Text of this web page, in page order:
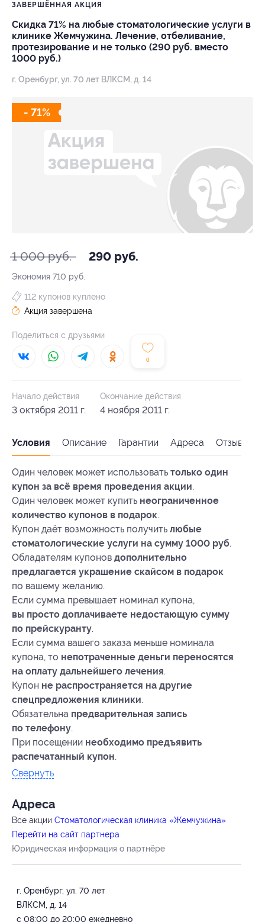
ЗАВЕРШЁННАЯ АКЦИЯ
Скидка 71% на любые стоматологические услуги в
клинике Жемчужина. Лечение, отбеливание,
протезирование и не только (290 руб. вместо
1000 руб.)
г. Оренбург, ул. 70 лет ВЛКСМ, д. 14
- 71%
1 000 руб. 290 руб.
Экономия 710 руб.
0
112 купонов куплено
Акция завершена
Поделиться с друзьями
Начало действия
3 октября 2011 г.
Окончание действия
4 ноября 2011 г.
Условия Описание Гарантии Адреса Отзывы
Один человек может использовать только один
купон за всё время проведения акции.
Один человек может купить неограниченное
количество купонов в подарок.
Купон даёт возможность получить любые
стоматологические услуги на сумму 1000 руб.
Обладателям купонов дополнительно
предлагается украшение скайсом в подарок
по вашему желанию.
Если сумма превышает номинал купона,
вы просто доплачиваете недостающую сумму
по прейскуранту.
Если сумма вашего заказа меньше номинала
купона, то непотраченные деньги переносятся
на оплату дальнейшего лечения.
Купон не распространяется на другие
спецпредложения клиники.
Обязательна предварительная запись
по телефону.
При посещении необходимо предъявить
распечатанный купон.
Свернуть
Адресa
Все акции Стоматологическая клиника «Жемчужина»
Перейти на сайт партнера
Юридическая информация о партнёре
г. Оренбург, ул. 70 лет
ВЛКСМ, д. 14
с 08:00 до 20:00 ежедневно